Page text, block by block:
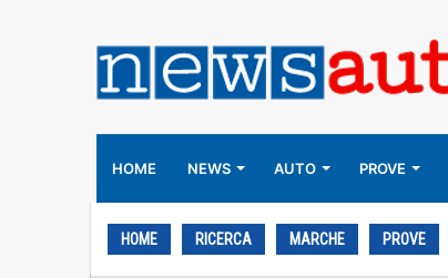
HOME NEWS AUTO PROVE
HOME RICERCA MARCHE PROVE